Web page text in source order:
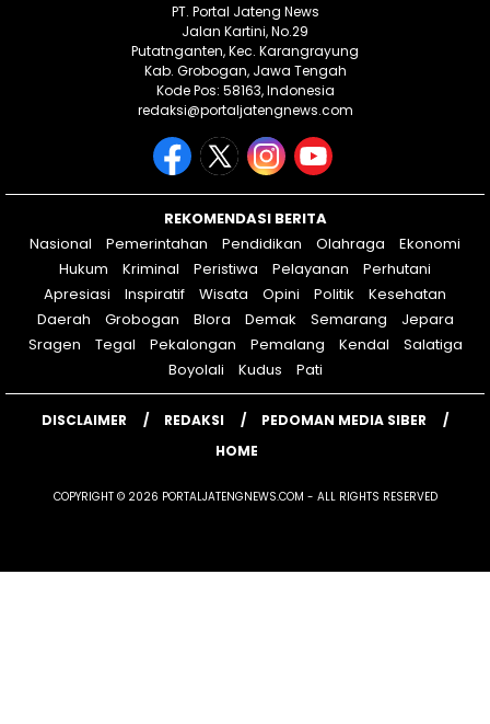
PT. Portal Jateng News
Jalan Kartini, No.29
Putatnganten, Kec. Karangrayung
Kab. Grobogan, Jawa Tengah
Kode Pos: 58163, Indonesia
redaksi@portaljatengnews.com
REKOMENDASI BERITA
Nasional
Pemerintahan Pendidikan Olahraga
Ekonomi
Hukum
Kriminal Peristiwa Pelayanan
Perhutani
Apresiasi
Inspiratif Wisata Opini Politik
Kesehatan
Daerah
Grobogan Blora Demak Semarang
Jepara
Sragen
Tegal Pekalongan Pemalang Kendal
Salatiga
Boyolali
Kudus Pati
DISCLAIMER REDAKSI
PEDOMAN MEDIA SIBER
HOME
COPYRIGHT © 2026 PORTALJATENGNEWS.COM - ALL RIGHTS RESERVED